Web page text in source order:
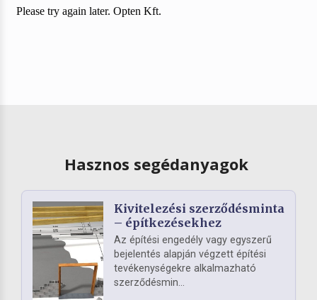
Hasznos segédanyagok
Kivitelezési szerződésminta
– építkezésekhez
Az építési engedély vagy egyszerű
bejelentés alapján végzett építési
tevékenységekre alkalmazható
szerződésmin...